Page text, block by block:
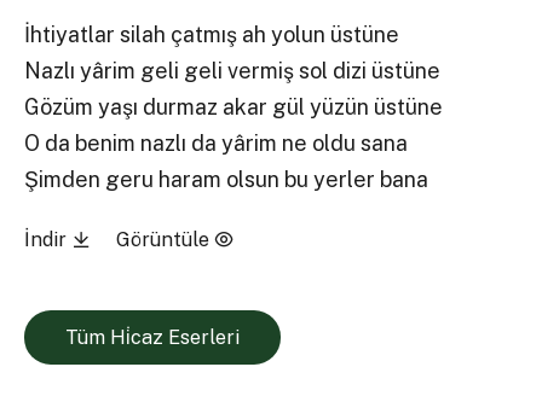
İhtiyatlar silah çatmış ah yolun üstüne
Nazlı yârim geli geli vermiş sol dizi üstüne
Gözüm yaşı durmaz akar gül yüzün üstüne
O da benim nazlı da yârim ne oldu sana
Şimden geru haram olsun bu yerler bana
İndir Görüntüle
Tüm Hi̇caz Eserleri